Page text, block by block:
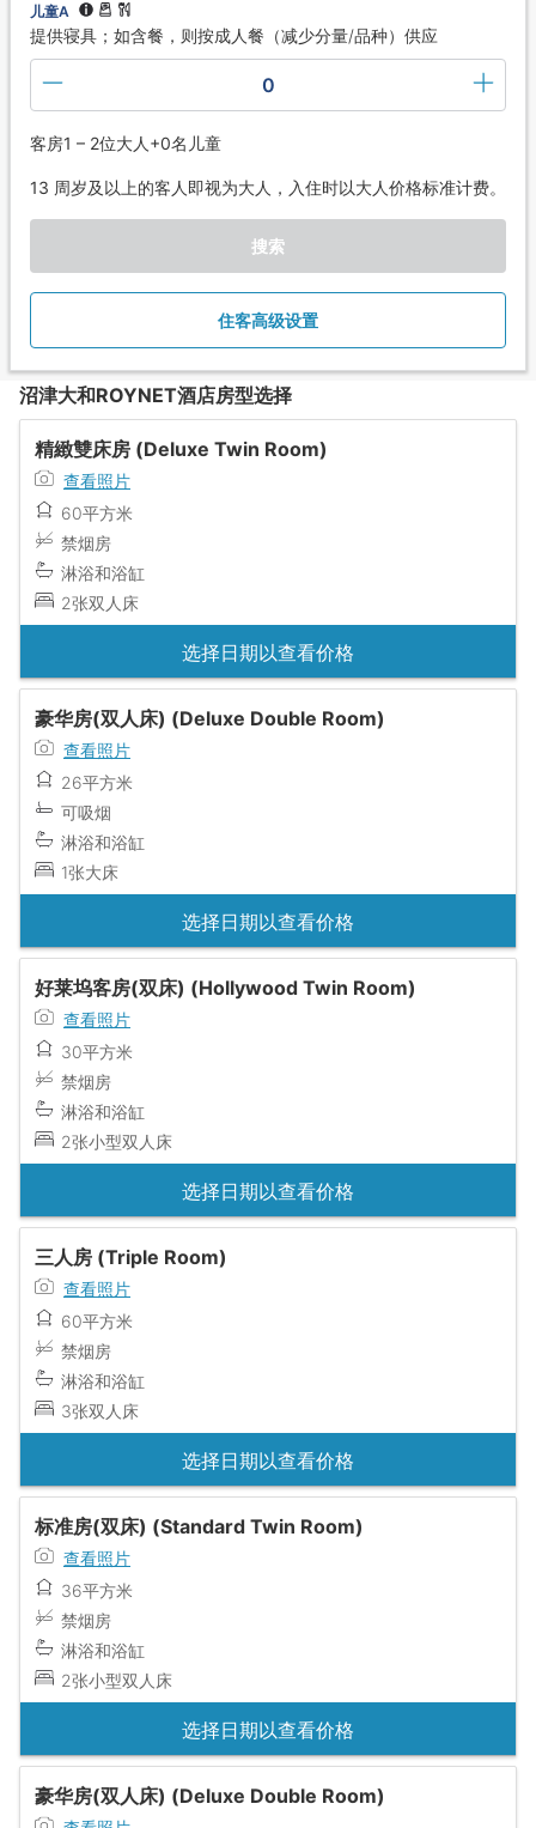
儿童A
提供寝具；如含餐，则按成人餐（减少分量/品种）供应
0
客房1 – 2位大人+0名儿童
13 周岁及以上的客人即视为大人，入住时以大人价格标准计费。
搜索
住客高级设置
沼津大和ROYNET酒店房型选择
精緻雙床房 (Deluxe Twin Room)
查看照片
60平方米
禁烟房
淋浴和浴缸
2张双人床
选择日期以查看价格
豪华房(双人床) (Deluxe Double Room)
查看照片
26平方米
可吸烟
淋浴和浴缸
1张大床
选择日期以查看价格
好莱坞客房(双床) (Hollywood Twin Room)
查看照片
30平方米
禁烟房
淋浴和浴缸
2张小型双人床
选择日期以查看价格
三人房 (Triple Room)
查看照片
60平方米
禁烟房
淋浴和浴缸
3张双人床
选择日期以查看价格
标准房(双床) (Standard Twin Room)
查看照片
36平方米
禁烟房
淋浴和浴缸
2张小型双人床
选择日期以查看价格
豪华房(双人床) (Deluxe Double Room)